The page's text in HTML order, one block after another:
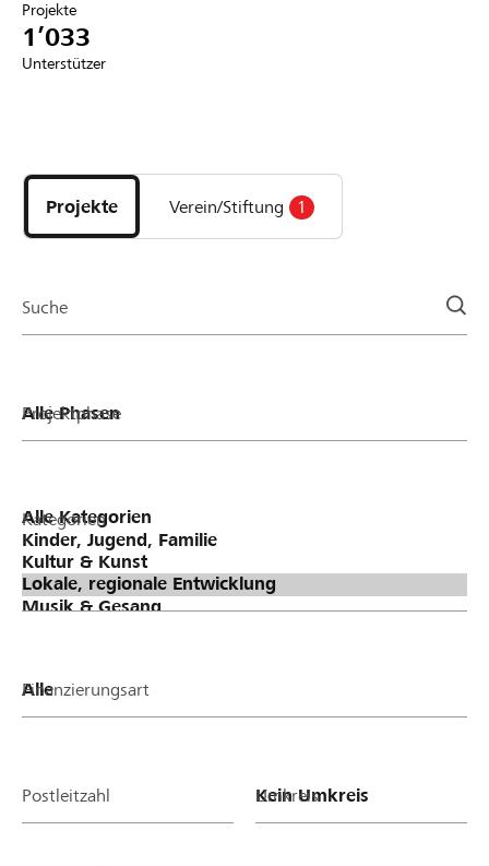
Anmelden
DE FR IT
Projekte
1’033
Unterstützer
Projekte
und
Organisationen
Projekte Verein/Stiftung 1
Suche
Projektphase
Kategorien
Finanzierungsart
Postleitzahl Umkreis